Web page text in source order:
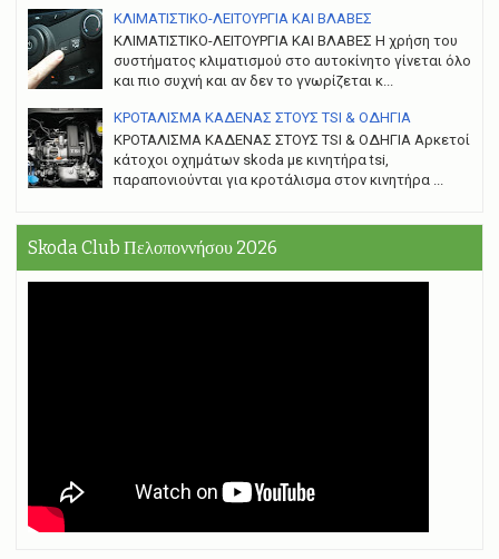
ΚΛΙΜΑΤΙΣΤΙΚΟ-ΛΕΙΤΟΥΡΓΙΑ ΚΑΙ ΒΛΑΒΕΣ
ΚΛΙΜΑΤΙΣΤΙΚΟ-ΛΕΙΤΟΥΡΓΙΑ ΚΑΙ ΒΛΑΒΕΣ H χρήση του
συστήματος κλιματισμού στο αυτοκίνητο γίνεται όλο
και πιο συχνή και αν δεν το γνωρίζεται κ...
ΚΡΟΤΑΛΙΣΜΑ ΚΑΔΕΝΑΣ ΣΤΟΥΣ TSI & ΟΔΗΓΙΑ
ΚΡΟΤΑΛΙΣΜΑ ΚΑΔΕΝΑΣ ΣΤΟΥΣ TSI & ΟΔΗΓΙΑ Αρκετοί
κάτοχοι οχημάτων skoda με κινητήρα tsi,
παραπονιούνται για κροτάλισμα στον κινητήρα ...
Skoda Club Πελοποννήσου 2026